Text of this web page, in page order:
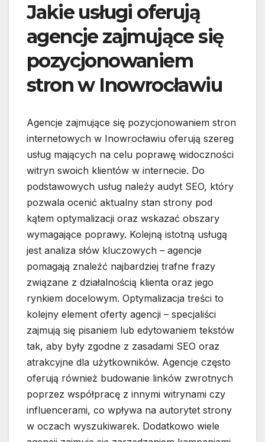
Jakie usługi oferują
agencje zajmujące się
pozycjonowaniem
stron w Inowrocławiu
Agencje zajmujące się pozycjonowaniem stron
internetowych w Inowrocławiu oferują szereg
usług mających na celu poprawę widoczności
witryn swoich klientów w internecie. Do
podstawowych usług należy audyt SEO, który
pozwala ocenić aktualny stan strony pod
kątem optymalizacji oraz wskazać obszary
wymagające poprawy. Kolejną istotną usługą
jest analiza słów kluczowych – agencje
pomagają znaleźć najbardziej trafne frazy
związane z działalnością klienta oraz jego
rynkiem docelowym. Optymalizacja treści to
kolejny element oferty agencji – specjaliści
zajmują się pisaniem lub edytowaniem tekstów
tak, aby były zgodne z zasadami SEO oraz
atrakcyjne dla użytkowników. Agencje często
oferują również budowanie linków zwrotnych
poprzez współpracę z innymi witrynami czy
influencerami, co wpływa na autorytet strony
w oczach wyszukiwarek. Dodatkowo wiele